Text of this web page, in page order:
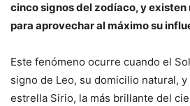
cinco signos del zodíaco, y
para aprovechar al máximo su
Este fenómeno ocurre cuando el
signo de Leo, su domicilio natural,
estrella Sirio, la más brillante del